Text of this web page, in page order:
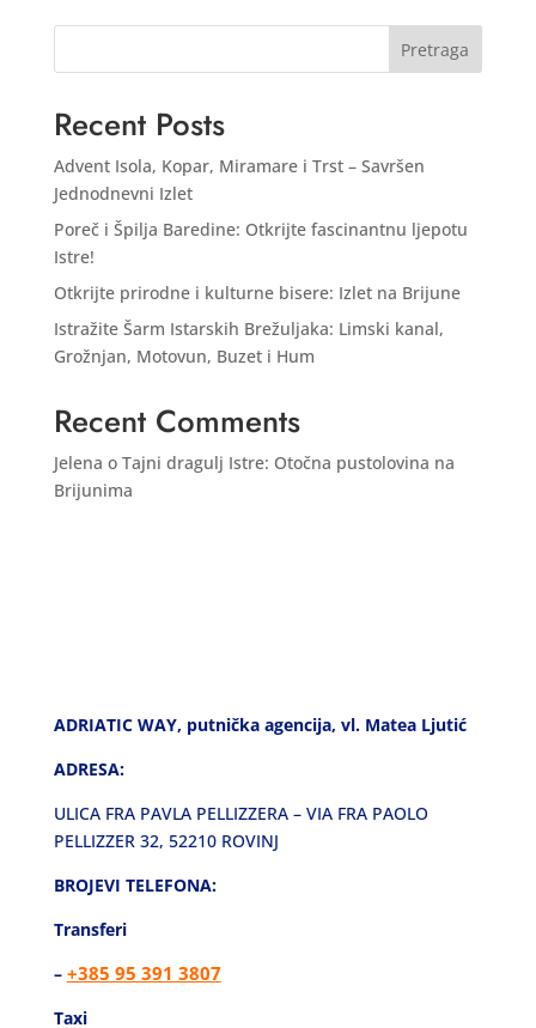
Pretraga
Recent Posts
Advent Isola, Kopar, Miramare i Trst – Savršen
Jednodnevni Izlet
Poreč i Špilja Baredine: Otkrijte fascinantnu ljepotu
Istre!
Otkrijte prirodne i kulturne bisere: Izlet na Brijune
Istražite Šarm Istarskih Brežuljaka: Limski kanal,
Grožnjan, Motovun, Buzet i Hum
Recent Comments
Jelena o Tajni dragulj Istre: Otočna pustolovina na
Brijunima
ADRIATIC WAY, putnička agencija, vl. Matea Ljutić
ADRESA:
ULICA FRA PAVLA PELLIZZERA – VIA FRA PAOLO
PELLIZZER 32, 52210 ROVINJ
BROJEVI TELEFONA:
Transferi
– +385 95 391 3807
Taxi